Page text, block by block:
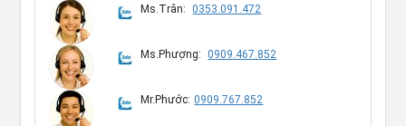
Ms.Trân: 0353.091.472
Ms.Phượng: 0909.467.852
Mr.Phước: 0909.767.852